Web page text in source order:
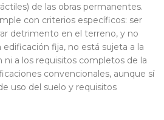
de las obras permanentes.
con criterios específicos: ser
detrimento en el terreno, y no
fija, no está sujeta a la
ni a los requisitos completos de la
convencionales, aunque sí
uso del suelo y requisitos